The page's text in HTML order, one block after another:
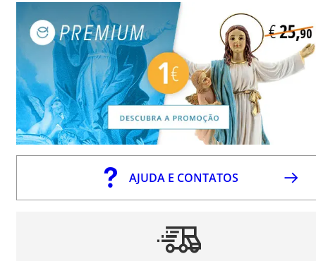
AJUDA E CONTATOS